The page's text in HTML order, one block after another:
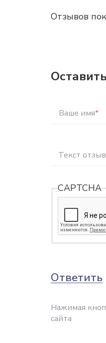
Отзывов
Ваше имя*
Текст
CAPTCHA
Ответить
Нажимая
сайта